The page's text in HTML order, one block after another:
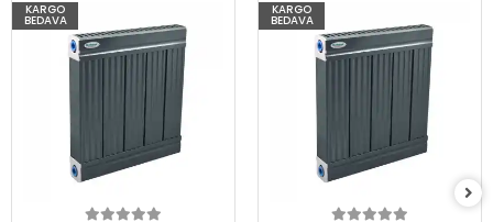
KARGO
BEDAVA
KARGO
BEDAVA